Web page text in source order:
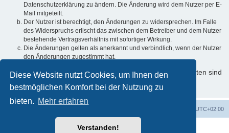
Diese Website nutzt Cookies, um Ihnen den
bestmöglichen Komfort bei der Nutzung zu
bieten. Mehr erfahren
Verstanden!
Datenschutzerklärung zu ändern. Die Änderung wird dem Nutzer per E-
Mail mitgeteilt.
Der Nutzer ist berechtigt, den Änderungen zu widersprechen. Im Falle
des Widerspruchs erlischt das zwischen dem Betreiber und dem Nutzer
bestehende Vertragsverhältnis mit sofortiger Wirkung.
Die Änderungen gelten als anerkannt und verbindlich, wenn der Nutzer
den Änderungen zugestimmt hat.
Informationen über den Umgang mit Ihren persönlichen Daten sind
in der Datenschutzerklärung enthalten.
UTC+02:00
Powered byphpBB® Forum Software © phpBB Limited